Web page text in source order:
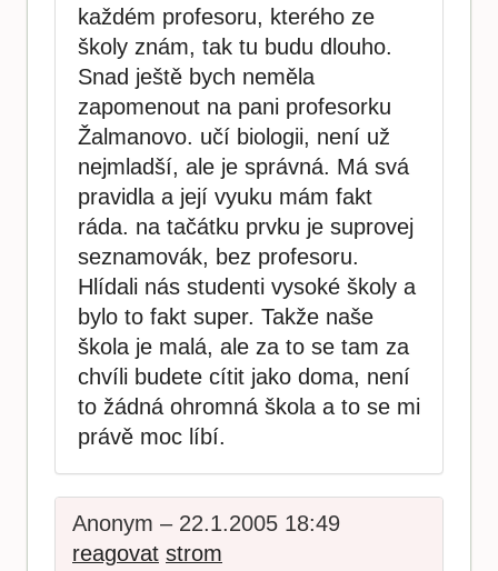
každém profesoru, kterého ze
školy znám, tak tu budu dlouho.
Snad ještě bych neměla
zapomenout na pani profesorku
Žalmanovo. učí biologii, není už
nejmladší, ale je správná. Má svá
pravidla a její vyuku mám fakt
ráda. na tačátku prvku je suprovej
seznamovák, bez profesoru.
Hlídali nás studenti vysoké školy a
bylo to fakt super. Takže naše
škola je malá, ale za to se tam za
chvíli budete cítit jako doma, není
to žádná ohromná škola a to se mi
právě moc líbí.
Anonym – 22.1.2005 18:49
reagovat strom